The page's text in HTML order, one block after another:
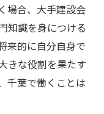
場合、大手建設会
知識を身につける
来的に自分自身で
きな役割を果たす
千葉で働くことは